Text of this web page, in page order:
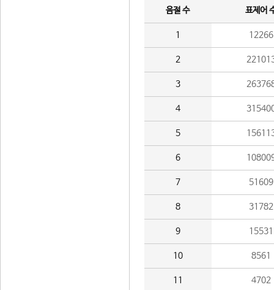
음절 수 표제어
1 12266
2
3
4
5
6
7 51609
8 31782
9 15531
10 8561
11 4702